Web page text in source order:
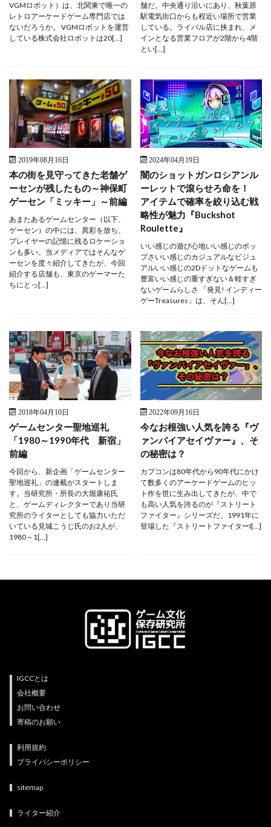
VGMロボット）は、北関東で唯一の
レトロアーケードゲーム専門店では
ないだろうか。 VGMロボットを運営
している株式会社ロボットは20[…]
舗だ。中央通り沿いにあり、秋葉原
駅電気街口からも程近い場所で営業
している。ライバル店に挟まれ、メ
インとなる営業フロアが2階から4階
とい[…]
2019年08月16日
本の街を見守ってきた老舗ゲ
ーセンが残したもの～神保町
ゲーセン「ミッキー」～前編
あまたあるゲームセンター（以下、
ゲーセン）の中には、異彩を放ち、
プレイヤーの記憶に残るロケーショ
ンも多い。当メディアではそんなゲ
ーセンを度々紹介してきたが、今回
紹介する店舗も、東京のゲーマーた
ちにとっ[…]
2024年04月19日
闇のショットガンロシアンル
ーレットで滾らせろ命を！
アイテムで確率を絞り込む戦
略性が魅力『Buckshot
Roulette』
いい感じの遊び心地いい感じのポッ
プさいい感じのカジュアルなビジュ
アルいい感じの2Dドットなゲームも
豊富いい感じの重すぎない＆軽すぎ
ないゲームらしさ 「発見! インディー
ゲーTreasures」は、そん[…]
2018年04月10日
ゲームセンター聖地巡礼
「1980～1990年代 新宿」
前編
今回から、新企画「ゲームセンター
聖地巡礼」の連載がスタートしま
す。当研究所・所長の大堀康祐氏
と、ゲームディレクターであり当研
究所のライターとしても協力いただ
いている見城こうじ氏のお2人が、
1980～1[…]
2022年09月16日
今なお根強い人気を誇る『ヴ
ァンパイアセイヴァー』、そ
の秘密は？
カプコンは80年代から90年代にかけ
て数多くのアーケードゲームのヒッ
ト作を世に生み出してきたが、中で
も高い人気を誇るのが『ストリート
ファイター』シリーズだ。1991年に
登場した『ストリートファイターI[…]
IGCCとは
会社概要
お問い合わせ
寄稿のお願い
利用規約
プライバシーポリシー
sitemap
ライター紹介